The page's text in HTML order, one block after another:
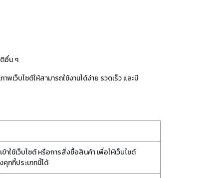
อื่น ๆ
เว็บไซต์ให้สามารถใช้งานได้ง่าย รวดเร็ว และมี
าใช้เว็บไซต์ หรือการสั่งซื้อสินค้า เพื่อให้เว็บไซต์
คุกกี้ประเภทนี้ได้